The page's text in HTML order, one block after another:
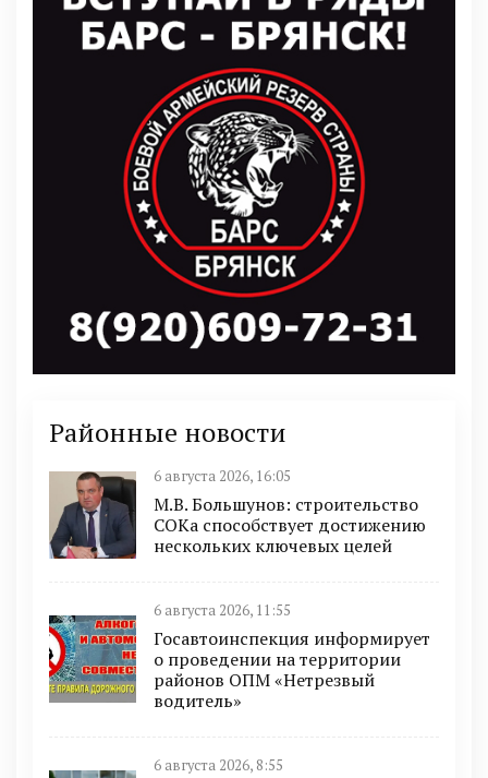
Районные новости
6 августа 2026, 16:05
М.В. Большунов: строительство
СОКа способствует достижению
нескольких ключевых целей
6 августа 2026, 11:55
Госавтоинспекция информирует
о проведении на территории
районов ОПМ «Нетрезвый
водитель»
6 августа 2026, 8:55